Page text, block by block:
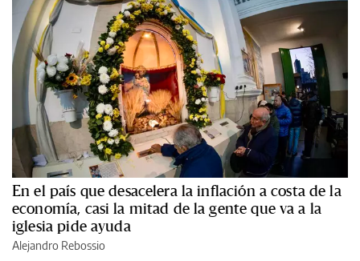
En el país que desacelera la inflación a costa de la
economía, casi la mitad de la gente que va a la
iglesia pide ayuda
Alejandro Rebossio